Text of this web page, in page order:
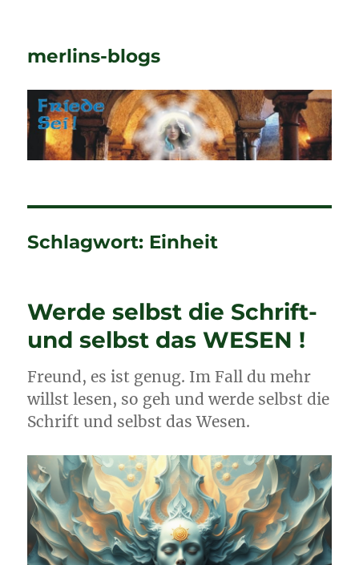
merlins-blogs
Schlagwort: Einheit
Werde selbst die Schrift-
und selbst das WESEN !
Freund, es ist genug. Im Fall du mehr
willst lesen, so geh und werde selbst die
Schrift und selbst das Wesen.